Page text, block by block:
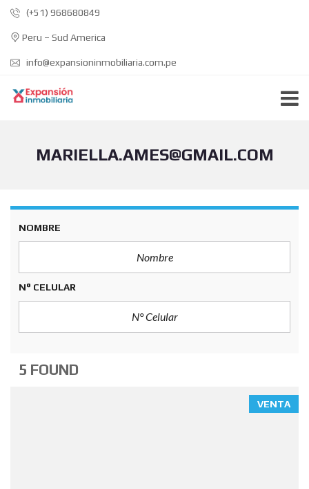
(+51) 968680849
Peru – Sud America
info@expansioninmobiliaria.com.pe
MARIELLA.AMES@GMAIL.COM
NOMBRE
N° CELULAR
5 FOUND
VENTA